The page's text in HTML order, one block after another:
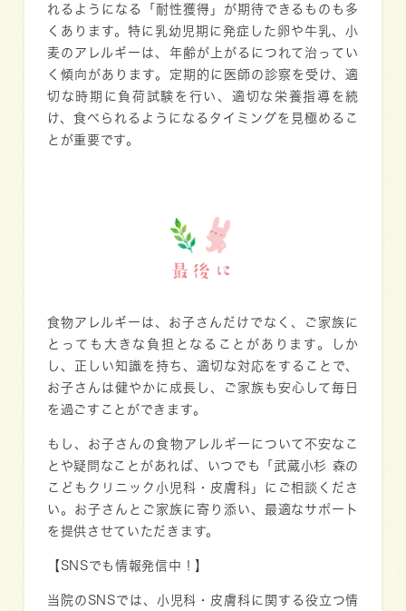
れるようになる「耐性獲得」が期待できるものも多
くあります。特に乳幼児期に発症した卵や牛乳、小
麦のアレルギーは、年齢が上がるにつれて治ってい
く傾向があります。定期的に医師の診察を受け、適
切な時期に負荷試験を行い、適切な栄養指導を続
け、食べられるようになるタイミングを見極めるこ
とが重要です。
最後に
食物アレルギーは、お子さんだけでなく、ご家族に
とっても大きな負担となることがあります。しか
し、正しい知識を持ち、適切な対応をすることで、
お子さんは健やかに成長し、ご家族も安心して毎日
を過ごすことができます。
もし、お子さんの食物アレルギーについて不安なこ
とや疑問なことがあれば、いつでも「武蔵小杉 森の
こどもクリニック小児科・皮膚科」にご相談くださ
い。お子さんとご家族に寄り添い、最適なサポート
を提供させていただきます。
【SNSでも情報発信中！】
当院のSNSでは、小児科・皮膚科に関する役立つ情